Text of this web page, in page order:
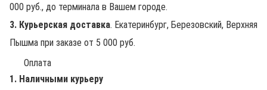
000 руб., до терминала в Вашем городе.
3. Курьерская доставка. Екатеринбург, Березовский, Верхняя
Пышма при заказе от 5 000 руб.
Оплата
1. Наличными курьеру